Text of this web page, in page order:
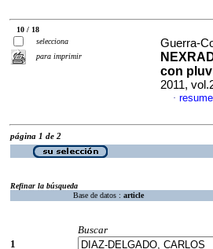
10 / 18
selecciona
para imprimir
Guerra-
con
2011,
·
página 1 de 2
Refinar la búsqueda
Base de datos : article
Buscar
1